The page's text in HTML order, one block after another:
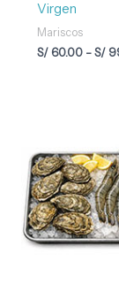
Virgen
Mariscos
S/60.00 - S/